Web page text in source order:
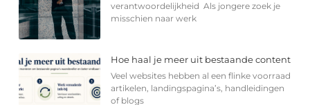
verantwoordelijkheid Als jongere zoek je
misschien naar werk
Hoe haal je meer uit bestaande content
Veel websites hebben al een flinke voorraad
artikelen, landingspagina’s, handleidingen
of blogs